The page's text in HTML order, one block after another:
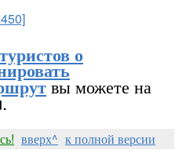
о
вы можете на
вверх^ к полной версии